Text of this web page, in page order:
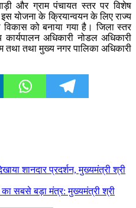
और ग्राम पंचायत स्तर पर विशेष
योजना के क्रियान्वयन के लिए राज्य
विकास को बनाया गया है। जिला स्तर
अधिकारी नोडल अधिकारी
तथा तथा मुख्य नगर पालिका अधिकारी
शानदार प्रदर्शन, मुख्यमंत्री श्री
का सबसे बड़ा मंत्र: मुख्यमंत्री श्री